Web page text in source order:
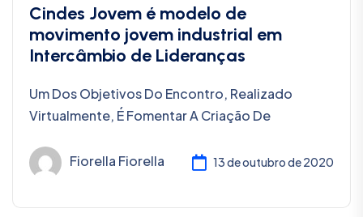
Cindes Jovem é modelo de
movimento jovem industrial em
Intercâmbio de Lideranças
Um Dos Objetivos Do Encontro, Realizado
Virtualmente, É Fomentar A Criação De
Fiorella Fiorella 13 de outubro de 2020